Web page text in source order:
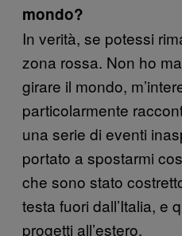
mondo?
In verità, se potessi
zona rossa. Non ho
girare il mondo,
particolarmente
una serie di eventi
portato a spostarmi
che sono stato
testa fuori dall’Italia, e
progetti all’estero.